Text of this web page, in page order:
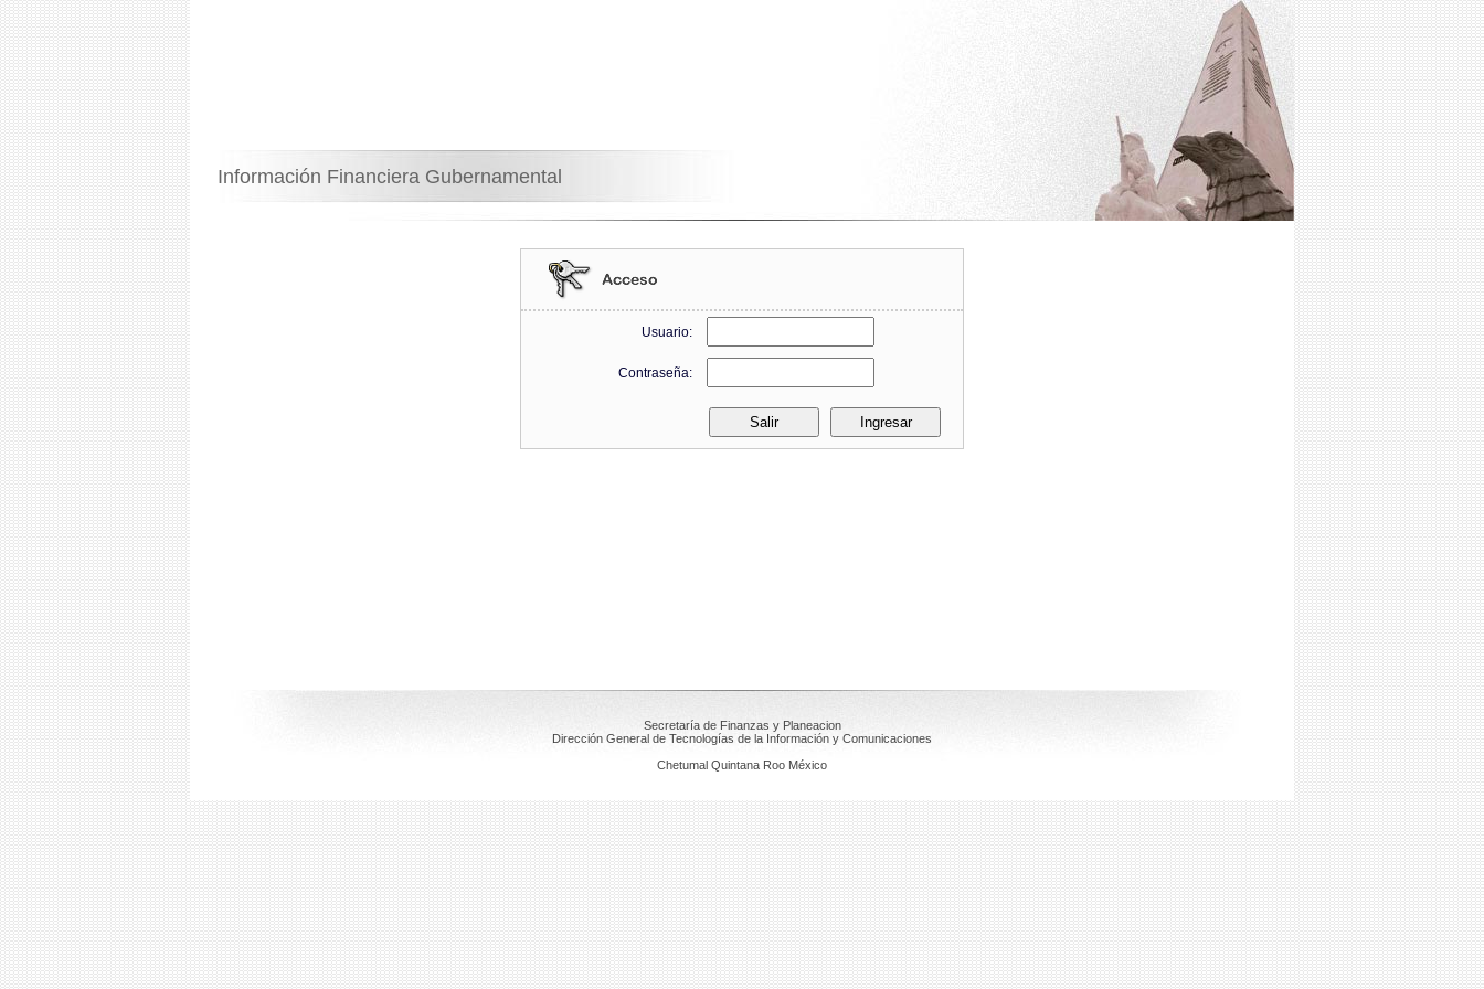
Información Financiera Gubernamental
Usuario:
Contraseña:
Secretaría de Finanzas y Planeacion
Dirección General de Tecnologías de la Información y Comunicaciones
Chetumal Quintana Roo México